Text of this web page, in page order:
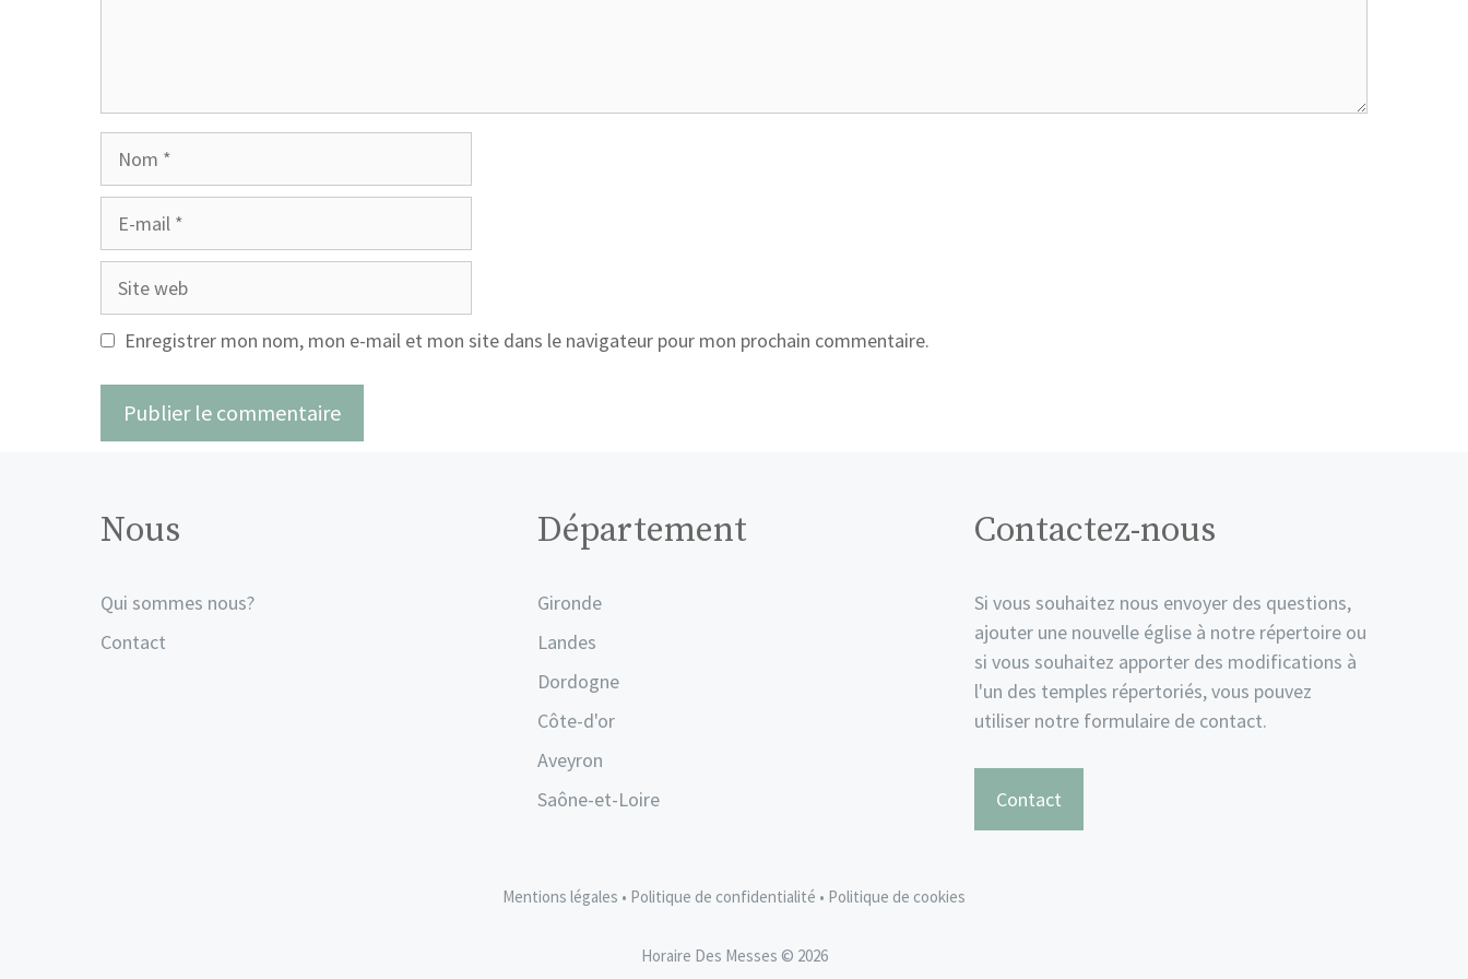
Site
Enregistrer mon nom, mon e-mail et mon site dans le navigateur pour mon prochain commentaire.
Nous
Qui sommes nous?
Contact
Département
Gironde
Landes
Dordogne
Côte-d'or
Aveyron
Saône-et-Loire
Contactez-nous
Si vous souhaitez nous envoyer des questions,
ajouter une nouvelle église à notre répertoire ou
si vous souhaitez apporter des modifications à
l'un des temples répertoriés, vous pouvez
utiliser notre formulaire de contact.
Contact
Mentions légales • Politique de confidentialité • Politique de cookies
Horaire Des Messes © 2026